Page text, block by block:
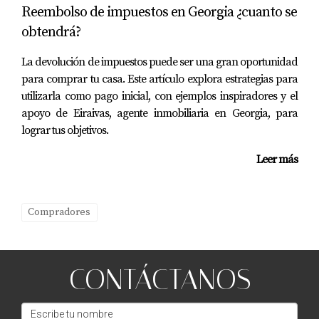
hoy mismo!
PREGUNTAS FRECUENTES
¿Qué debo buscar durante una inspección?
Es importante revisar el techo, fontanería, electricidad y
fundación. Considera contratar un inspector profesional
Consulta estadísticas locales sobre criminalidad y habla
¿Qué opciones tengo para financiar mi
compra?
Reembolso de impuestos en Georgia ¿cuanto se
obtendrá?
La devolución de impuestos puede ser una gran oportunidad
para comprar tu casa. Este artículo explora estrategias para
utilizarla como pago inicial, con ejemplos inspiradores y el
apoyo de Eiraivas, agente inmobiliaria en Georgia, para
lograr tus objetivos.
Leer más
Compradores
CONTÁCTANOS